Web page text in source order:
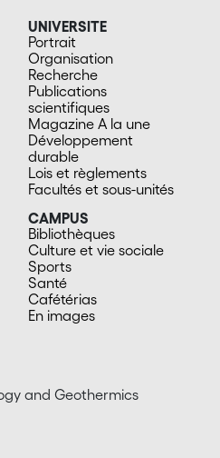
UNIVERSITE
Portrait
Organisation
Recherche
Publications
scientifiques
Magazine A la une
Développement
durable
Lois et règlements
Facultés et sous-unités
CAMPUS
Bibliothèques
Culture et vie sociale
Sports
Santé
Cafétérias
En images
and Geothermics